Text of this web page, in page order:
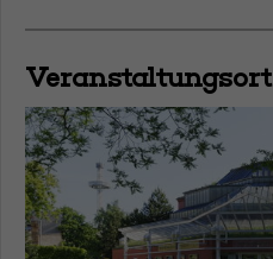
Veranstaltungsort